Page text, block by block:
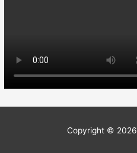
Copyright © 2026